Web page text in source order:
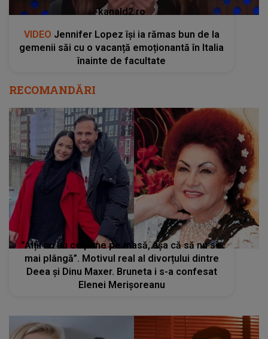
kanald2.ro
VIDEO Jennifer Lopez își ia rămas bun de la
gemenii săi cu o vacanță emoționantă în Italia
înainte de facultate
RECOMANDĂRI
”Alții nu au ce pune pe masă, așa că să nu se
mai plângă”. Motivul real al divorțului dintre
Deea și Dinu Maxer. Bruneta i s-a confesat
Elenei Merișoreanu